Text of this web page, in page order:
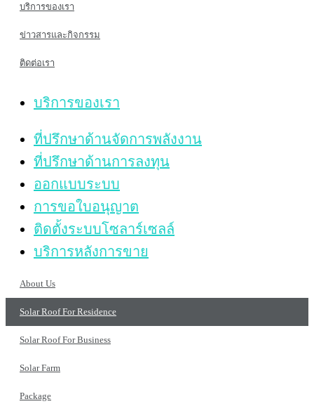
บริการของเรา
ข่าวสารและกิจกรรม
ติดต่อเรา
บริการของเรา
ที่ปรึกษาด้านจัดการพลังงาน
ที่ปรึกษาด้านการลงทุน
ออกแบบระบบ
การขอใบอนุญาต
ติดตั้งระบบโซลาร์เซลล์
บริการหลังการขาย
About Us
Solar Roof For Residence
Solar Roof For Business
Solar Farm
Package